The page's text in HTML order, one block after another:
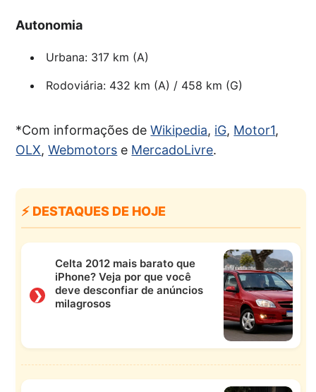
Autonomia
Urbana: 317 km (A)
Rodoviária: 432 km (A) / 458 km (G)
*Com informações deWikipedia, iG, Motor1,
OLX,Webmotors e MercadoLivre.
⚡ DESTAQUES DE HOJE
❯
Celta 2012 mais barato que
iPhone? Veja por que você
deve desconfiar de anúncios
milagrosos